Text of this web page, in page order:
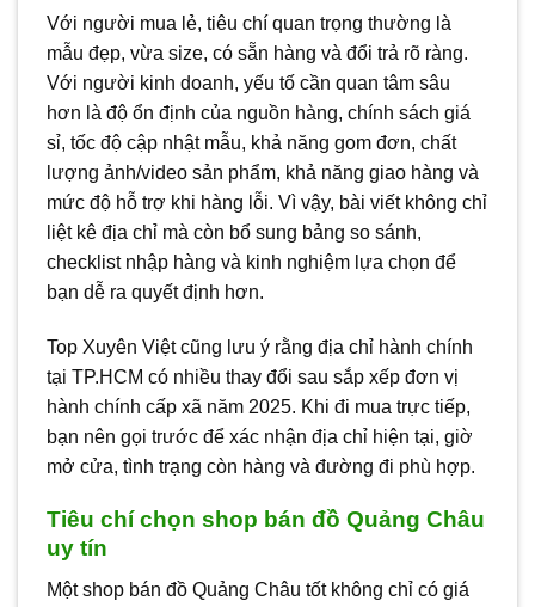
Với người mua lẻ, tiêu chí quan trọng thường là
mẫu đẹp, vừa size, có sẵn hàng và đổi trả rõ ràng.
Với người kinh doanh, yếu tố cần quan tâm sâu
hơn là độ ổn định của nguồn hàng, chính sách giá
sỉ, tốc độ cập nhật mẫu, khả năng gom đơn, chất
lượng ảnh/video sản phẩm, khả năng giao hàng và
mức độ hỗ trợ khi hàng lỗi. Vì vậy, bài viết không chỉ
liệt kê địa chỉ mà còn bổ sung bảng so sánh,
checklist nhập hàng và kinh nghiệm lựa chọn để
bạn dễ ra quyết định hơn.
Top Xuyên Việt cũng lưu ý rằng địa chỉ hành chính
tại TP.HCM có nhiều thay đổi sau sắp xếp đơn vị
hành chính cấp xã năm 2025. Khi đi mua trực tiếp,
bạn nên gọi trước để xác nhận địa chỉ hiện tại, giờ
mở cửa, tình trạng còn hàng và đường đi phù hợp.
Tiêu chí chọn shop bán đồ Quảng Châu
uy tín
Một shop bán đồ Quảng Châu tốt không chỉ có giá